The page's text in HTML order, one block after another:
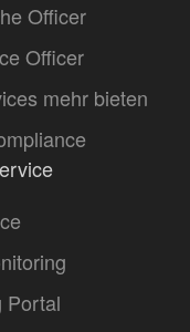
Officer
Officer
mehr bieten
Portal